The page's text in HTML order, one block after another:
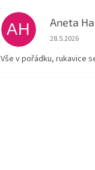
AH Aneta
Hodnocení
28.5.2026
Vše v pořádku, rukavice